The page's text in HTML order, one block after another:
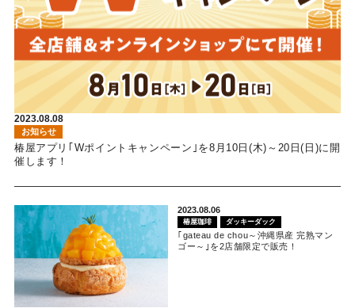
2023.08.08
お知らせ
椿屋アプリ｢Wポイントキャンペーン｣を8月10日(木)～20日(日)に開
催します！
2023.08.06
椿屋珈琲 ダッキーダック
｢gateau de chou～沖縄県産 完熟マン
ゴー～｣を2店舗限定で販売！